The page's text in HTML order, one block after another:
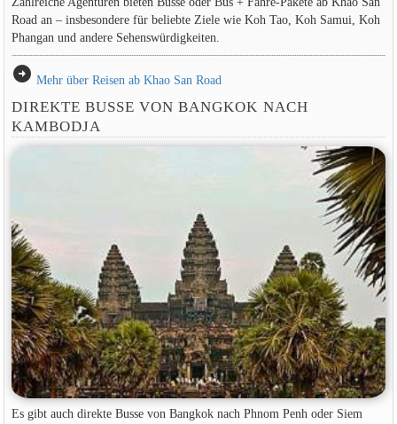
Road an – insbesondere für beliebte Ziele wie Koh Tao, Koh Samui, Koh
Phangan und andere Sehenswürdigkeiten.
arrow_circle_right Mehr über Reisen ab Khao San Road
DIREKTE BUSSE VON BANGKOK NACH
KAMBODJA
Es gibt auch direkte Busse von Bangkok nach Phnom Penh oder Siem